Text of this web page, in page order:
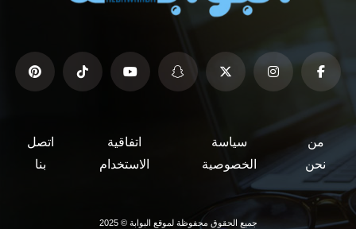
من
نحن
سياسة
الخصوصية
اتفاقية
الاستخدام
اتصل
بنا
جميع الحقوق محفوظة لموقع البوابة © 2025